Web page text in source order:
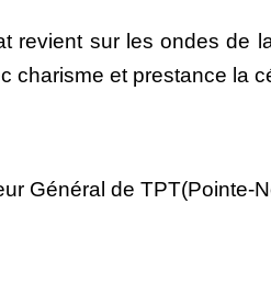
revient sur les ondes de
charisme et prestance la
Général de